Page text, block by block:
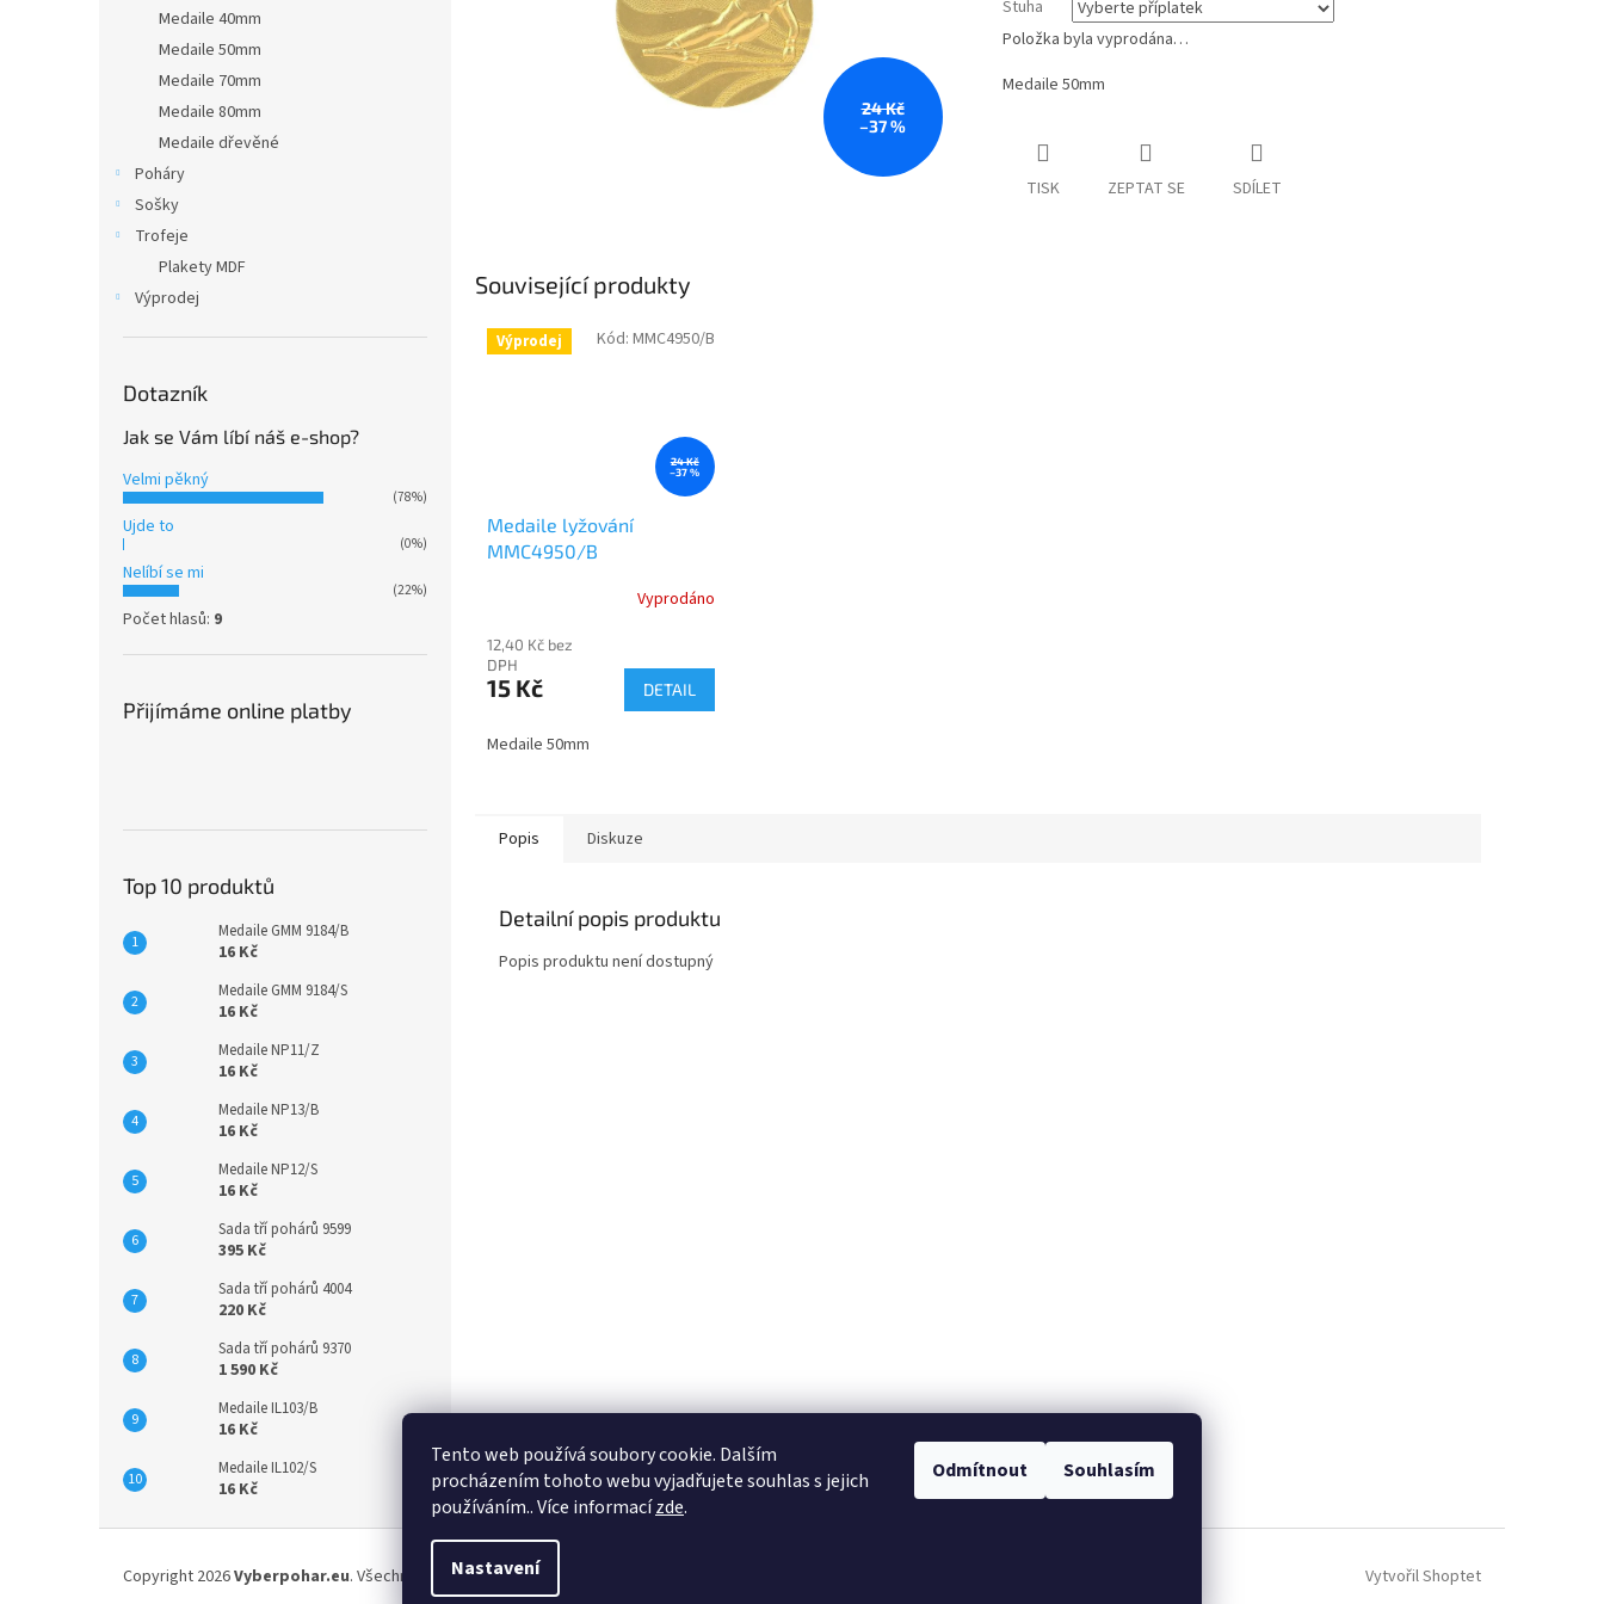
Tento web používá soubory cookie. Dalším
procházením tohoto webu vyjadřujete souhlas s jejich
používáním.. Více informacízde.
Nastavení
Odmítnout Souhlasím
Medaile 40mm
Medaile 50mm
Medaile 70mm
Medaile 80mm
Medaile dřevěné
Poháry
Sošky
Trofeje
Plakety MDF
Výprodej
Dotazník
Jak se Vám líbí náš e-shop?
Velmi pěkný
(78%)
Ujde to
(0%)
Nelíbí se mi
(22%)
Počet hlasů: 9
Přijímáme online platby
Top 10 produktů
Medaile GMM 9184/B
16 Kč
Medaile GMM 9184/S
16 Kč
Medaile NP11/Z
16 Kč
Medaile NP13/B
16 Kč
Medaile NP12/S
16 Kč
Sada tří pohárů 9599
395 Kč
Sada tří pohárů 4004
220 Kč
Sada tří pohárů 9370
1 590 Kč
Medaile IL103/B
16 Kč
Medaile IL102/S
16 Kč
24 Kč
–37 %
Stuha
Položka byla vyprodána…
Medaile 50mm
TISK ZEPTAT SE SDÍLET
Související produkty
Výprodej
24 Kč
–37 %
Medaile lyžování
MMC4950/B
Vyprodáno
12,40 Kč bez
DPH
15 Kč DETAIL
Medaile 50mm
Kód: MMC4950/B
Popis Diskuze
Detailní popis produktu
Popis produktu není dostupný
Vytvořil Shoptet
Copyright 2026Vyberpohar.eu. Všechna práva vyhrazena.